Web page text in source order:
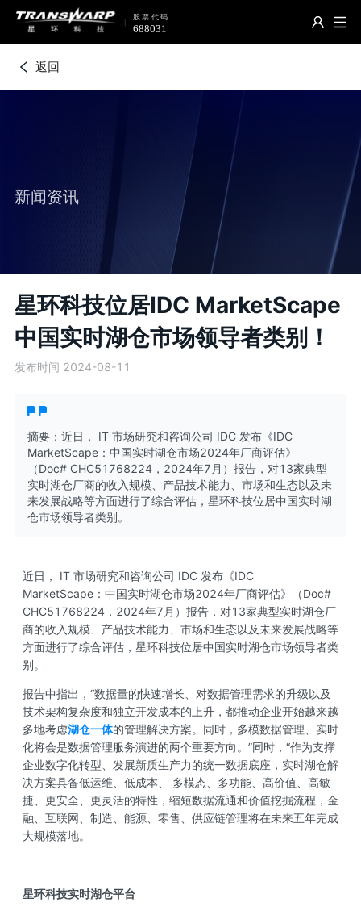
返回
新闻资讯
星环科技位居IDC MarketScape
中国实时湖仓市场领导者类别！
发布时间 2024-08-11
摘要：近日， IT 市场研究和咨询公司 IDC 发布《IDC
MarketScape：中国实时湖仓市场2024年厂商评估》
（Doc# CHC51768224，2024年7月）报告，对13家典型
实时湖仓厂商的收入规模、产品技术能力、市场和生态以及未
来发展战略等方面进行了综合评估，星环科技位居中国实时湖
仓市场领导者类别。
近日， IT 市场研究和咨询公司 IDC 发布《IDC
MarketScape：中国实时湖仓市场2024年厂商评估》（Doc#
CHC51768224，2024年7月）报告，对13家典型实时湖仓厂
商的收入规模、产品技术能力、市场和生态以及未来发展战略等
方面进行了综合评估，星环科技位居中国实时湖仓市场领导者类
别。
报告中指出，“数据量的快速增长、对数据管理需求的升级以及
技术架构复杂度和独立开发成本的上升，都推动企业开始越来越
多地考虑湖仓一体的管理解决方案。同时，多模数据管理、实时
化将会是数据管理服务演进的两个重要方向。”同时，“作为支撑
企业数字化转型、发展新质生产力的统一数据底座，实时湖仓解
决方案具备低运维、低成本、 多模态、多功能、高价值、高敏
捷、更安全、更灵活的特性，缩短数据流通和价值挖掘流程，金
融、互联网、制造、能源、零售、供应链管理将在未来五年完成
大规模落地。
星环科技实时湖仓平台